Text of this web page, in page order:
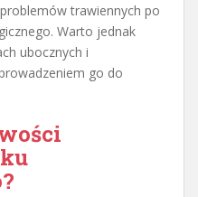
trawiennych po
Warto jednak
ubocznych i
go do